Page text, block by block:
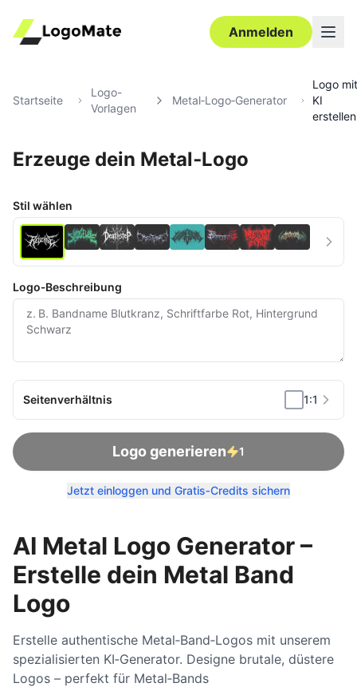
Anmelden
Startseite
Logo-
Vorlagen
Metal‑Logo‑Generator
Logo mit
KI
erstellen
Erzeuge dein Metal‑Logo
Ultra‑HD Bearbeiten
Stil wählen
Logo‑Beschreibung
Seitenverhältnis 1:1
Logo generieren 1
Jetzt einloggen und Gratis‑Credits sichern
AI Metal Logo Generator –
Erstelle dein Metal Band
Logo
Erstelle authentische Metal‑Band‑Logos mit unserem
spezialisierten KI‑Generator. Designe brutale, düstere
Logos – perfekt für Metal‑Bands